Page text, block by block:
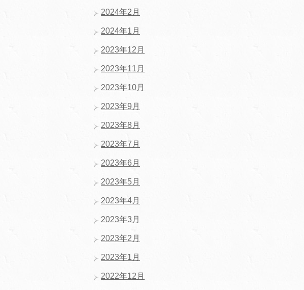
2024年2月
2024年1月
2023年12月
2023年11月
2023年10月
2023年9月
2023年8月
2023年7月
2023年6月
2023年5月
2023年4月
2023年3月
2023年2月
2023年1月
2022年12月